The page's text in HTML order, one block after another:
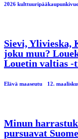
2026
Sievi, Ylivieska,
joku muu?
Louetin valtias -
Elävä maaseutu 12.
Minun
pursuavat